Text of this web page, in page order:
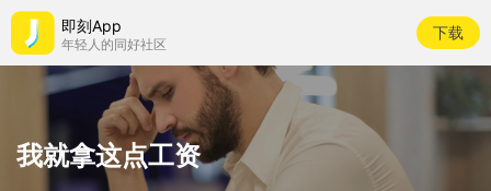
即刻App
年轻人的同好社区
下载
我就拿这点工资